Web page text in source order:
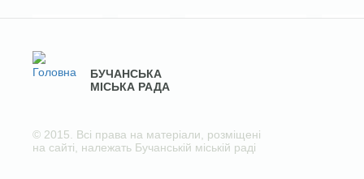
БУЧАНСЬКА
МІСЬКА РАДА
© 2015. Всі права на матеріали, розміщені
на сайті, належать Бучанській міській раді